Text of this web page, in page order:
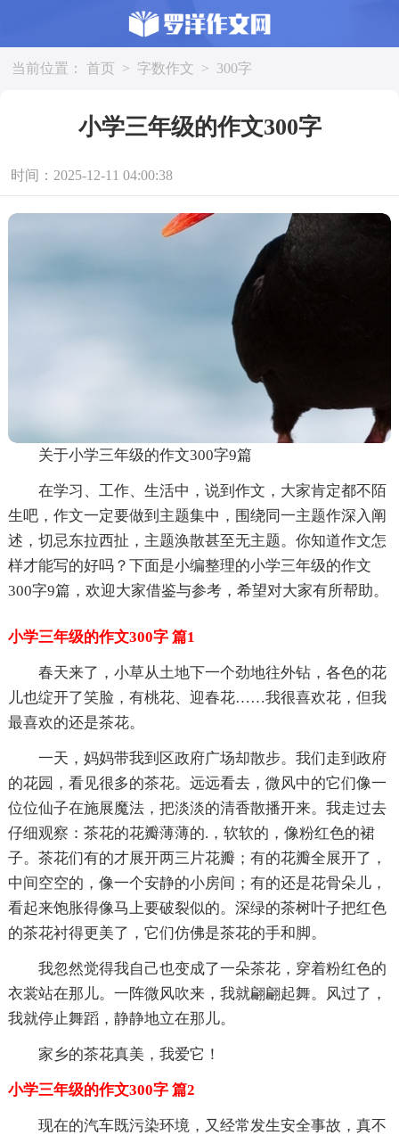
当前位置： 首页 > 字数作文 > 300字
小学三年级的作文300字
时间：2025-12-11 04:00:38
关于小学三年级的作文300字9篇
在学习、工作、生活中，说到作文，大家肯定都不陌
生吧，作文一定要做到主题集中，围绕同一主题作深入阐
述，切忌东拉西扯，主题涣散甚至无主题。你知道作文怎
样才能写的好吗？下面是小编整理的小学三年级的作文
300字9篇，欢迎大家借鉴与参考，希望对大家有所帮助。
小学三年级的作文300字 篇1
春天来了，小草从土地下一个劲地往外钻，各色的花
儿也绽开了笑脸，有桃花、迎春花……我很喜欢花，但我
最喜欢的还是茶花。
一天，妈妈带我到区政府广场却散步。我们走到政府
的花园，看见很多的茶花。远远看去，微风中的它们像一
位位仙子在施展魔法，把淡淡的清香散播开来。我走过去
仔细观察：茶花的花瓣薄薄的.，软软的，像粉红色的裙
子。茶花们有的才展开两三片花瓣；有的花瓣全展开了，
中间空空的，像一个安静的小房间；有的还是花骨朵儿，
看起来饱胀得像马上要破裂似的。深绿的茶树叶子把红色
的茶花衬得更美了，它们仿佛是茶花的手和脚。
我忽然觉得我自己也变成了一朵茶花，穿着粉红色的
衣裳站在那儿。一阵微风吹来，我就翩翩起舞。风过了，
我就停止舞蹈，静静地立在那儿。
家乡的茶花真美，我爱它！
小学三年级的作文300字 篇2
现在的汽车既污染环境，又经常发生安全事故，真不